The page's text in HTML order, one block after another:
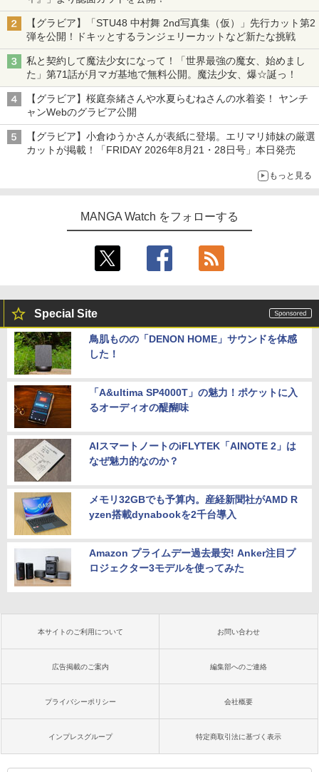
【グラビア】「STU48 中村舞 2nd写真集（仮）」先行カット第2
弾を公開！ドキッとするランジェリーカットなど新たな挑戦
私と契約して魔法少女になって！「世界最強の魔女、始めまし
た」第71話が月マガ基地で無料公開。魔法少女、爆☆誕っ！
【グラビア】桜庭奈緒さんや水夏らむねさんの水着姿！ ヤンチ
ャンWebのグラビア公開
【グラビア】小倉ゆうかさんが表紙に登場。エリマリ姉妹の厳選
カットが掲載！「FRIDAY 2026年8⽉21・28日号」本日発売
もっと見る
MANGA Watch をフォローする
Special Site
鳥肌ものの「DENON HOME」サウンドを体感
した！
「A&ultima SP4000T」の魅力！ポケットに入
るオーディオの醍醐味
AIスマートノートのiFLYTEK「AINOTE 2」は
なぜ魅力的なのか？
メモリ32GBでも予算内。産経新聞社がAMD R
yzen搭載dynabookを2千台導入
Amazon プライムデー過去最安! Anker注目プ
ロジェクター3モデルを使ってみた
本サイトのご利用について お問い合わせ
広告掲載のご案内 編集部へのご連絡
プライバシーポリシー 会社概要
インプレスグループ 特定商取引法に基づく表示